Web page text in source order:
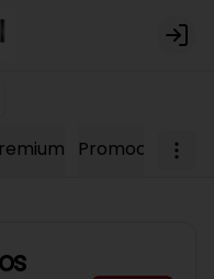
Login
Promociones